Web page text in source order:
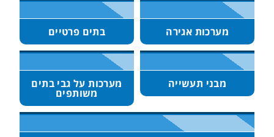
מערכות אגירה בתים פרטיים
מבני תעשייה מערכות על גבי בתים
משותפים